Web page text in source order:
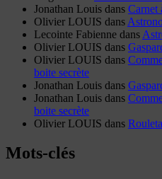
Jonathan Louis dans Carnet
Olivier LOUIS dans
Lecointe Fabienne dans
Olivier LOUIS dans
Olivier LOUIS dans
boite secrète
Jonathan Louis dans
Jonathan Louis dans
boite secrète
Olivier LOUIS dans
Mots-clés